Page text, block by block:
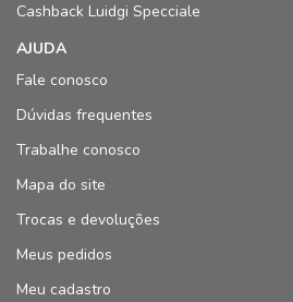
Cashback Luidgi Specciale
AJUDA
Fale conosco
Dúvidas frequentes
Trabalhe conosco
Mapa do site
Trocas e devoluções
Meus pedidos
Meu cadastro